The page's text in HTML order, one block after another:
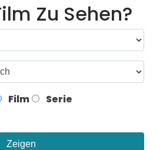
Zu Sehen?
Film Serie
Zeigen